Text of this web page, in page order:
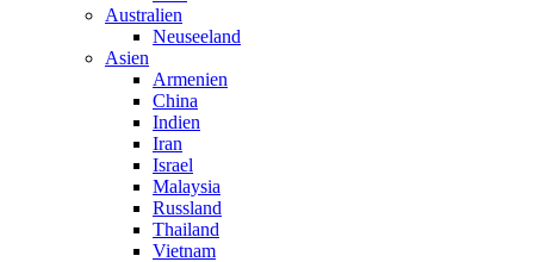
Australien
Neuseeland
Asien
Armenien
China
Indien
Iran
Israel
Malaysia
Russland
Thailand
Vietnam